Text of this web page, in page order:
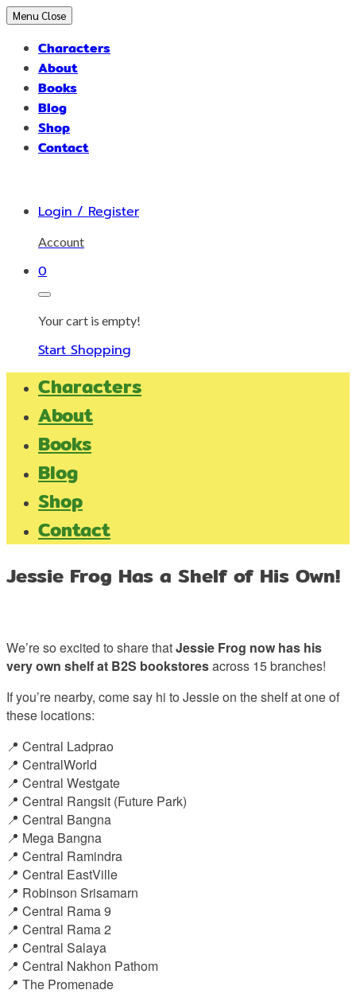
Skip
content
Menu Close
Characters
About
Books
Blog
Shop
Contact
Login / Register
Account
0
Your cart is empty!
Start Shopping
Characters
About
Books
Blog
Shop
Contact
Jessie Frog Has a Shelf of His Own!
We’re so excited to share thatJessie Frog now has his
very own shelf at B2S bookstoresacross 15 branches!
If you’re nearby, come say hi to Jessie on the shelf at one of
these locations:
📍 Central Ladprao
📍 CentralWorld
📍 Central Westgate
📍 Central Rangsit (Future Park)
📍 Central Bangna
📍 Mega Bangna
📍 Central Ramindra
📍 Central EastVille
📍 Robinson Srisamarn
📍 Central Rama 9
📍 Central Rama 2
📍 Central Salaya
📍 Central Nakhon Pathom
📍 The Promenade